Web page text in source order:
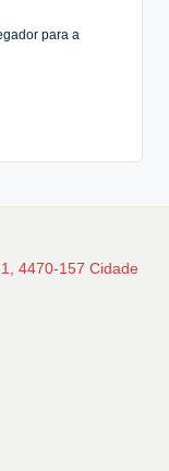
para a
4470-157 Cidade